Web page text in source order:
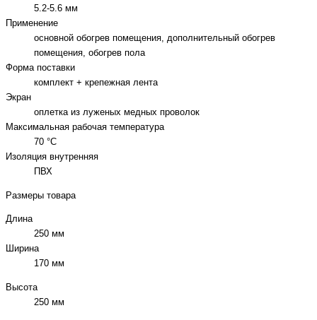
5.2-5.6 мм
Применение
основной обогрев помещения, дополнительный обогрев
помещения, обогрев пола
Форма поставки
комплект + крепежная лента
Экран
оплетка из луженых медных проволок
Максимальная рабочая температура
70 °C
Изоляция внутренняя
ПВХ
Размеры товара
Длина
250 мм
Ширина
170 мм
Высота
250 мм